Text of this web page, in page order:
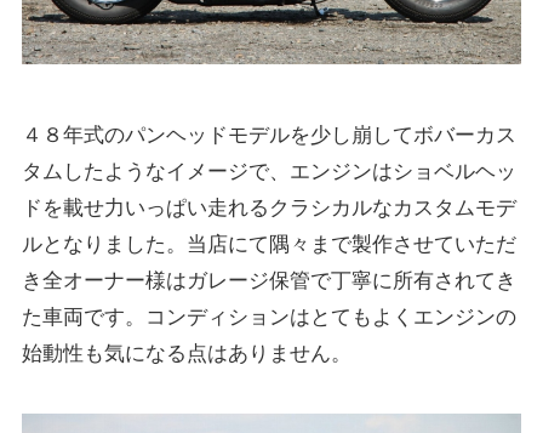
４８年式のパンヘッドモデルを少し崩してボバーカス
タムしたようなイメージで、エンジンはショベルヘッ
ドを載せ力いっぱい走れるクラシカルなカスタムモデ
ルとなりました。当店にて隅々まで製作させていただ
き全オーナー様はガレージ保管で丁寧に所有されてき
た車両です。コンディションはとてもよくエンジンの
始動性も気になる点はありません。